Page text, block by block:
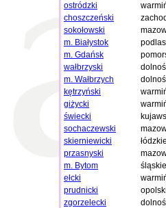
ostródzki
choszczeński
sokołowski
m. Białystok
m. Gdańsk
wałbrzyski
m. Wałbrzych
kętrzyński
giżycki
świecki
sochaczewski
skierniewicki
łódzkie
przasnyski
m. Bytom
śląskie
ełcki
prudnicki
zgorzelecki